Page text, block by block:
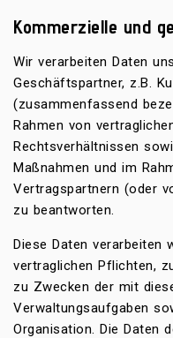
Kommerzielle und
Wir verarbeiten Daten
Geschäftspartner, z.B.
(zusammenfassend
Rahmen von
Rechtsverhältnissen
Maßnahmen und im
Vertragspartnern (oder
zu beantworten.
Diese Daten verarbeiten
vertraglichen Pflichten,
zu Zwecken der mit
Verwaltungsaufgaben
Organisation. Die Daten